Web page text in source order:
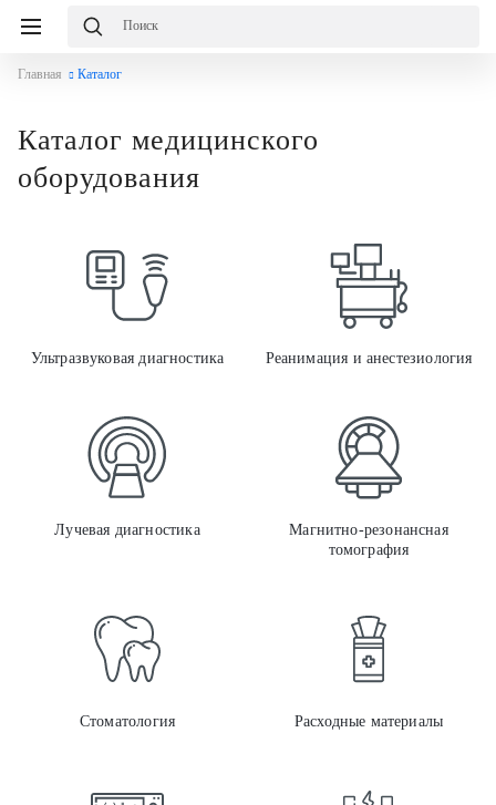
Главная Каталог
Каталог медицинского
оборудования
Ультразвуковая диагностика Реанимация и анестезиология
Лучевая диагностика
Магнитно-резонансная
томография
Стоматология Расходные материалы